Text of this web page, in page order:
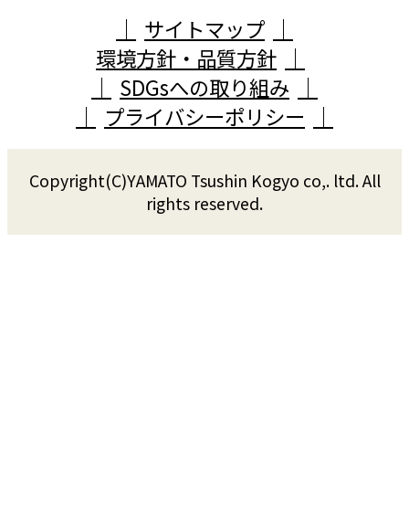
サイトマップ
環境方針・品質方針
SDGsへの取り組み
プライバシーポリシー
Copyright(C)YAMATO Tsushin Kogyo co,. ltd. All
rights reserved.